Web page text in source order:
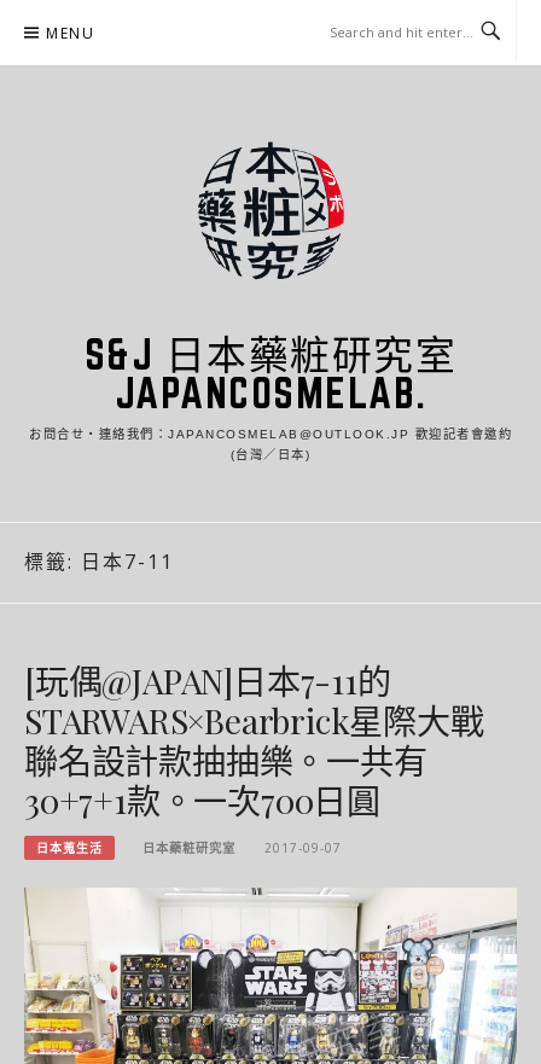
content
MENU
S&J 日本藥粧研究室
JAPANCOSMELAB.
お問合せ・連絡我們：JAPANCOSMELAB@OUTLOOK.JP 歡迎記者會邀約
(台灣／日本)
標籤: 日本7-11
[玩偶@JAPAN]日本7-11的
STARWARS×Bearbrick星際大戰
聯名設計款抽抽樂。一共有
30+7+1款。一次700日圓
日本蒐生活 日本藥粧研究室 2017-09-07